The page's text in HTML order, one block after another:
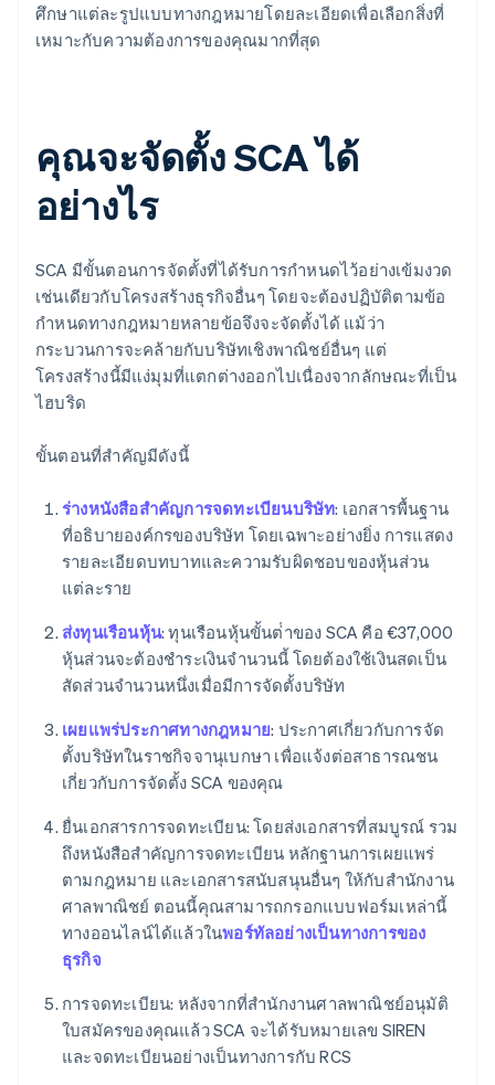
ศึกษาแต่ละรูปแบบทางกฎหมายโดยละเอียดเพื่อเลือกสิ่งที่
เหมาะกับความต้องการของคุณมากที่สุด
คุณจะจัดตั้ง SCA ได้
อย่างไร
SCA มีขั้นตอนการจัดตั้งที่ได้รับการกําหนดไว้อย่างเข้มงวด
เช่นเดียวกับโครงสร้างธุรกิจอื่นๆ โดยจะต้องปฏิบัติตามข้อ
กําหนดทางกฎหมายหลายข้อจึงจะจัดตั้งได้ แม้ว่า
กระบวนการจะคล้ายกับบริษัทเชิงพาณิชย์อื่นๆ แต่
โครงสร้างนี้มีแง่มุมที่แตกต่างออกไปเนื่องจากลักษณะที่เป็น
ไฮบริด
ขั้นตอนที่สําคัญมีดังนี้
ร่างหนังสือสําคัญการจดทะเบียนบริษัท: เอกสารพื้นฐาน
ที่อธิบายองค์กรของบริษัท โดยเฉพาะอย่างยิ่ง การแสดง
รายละเอียดบทบาทและความรับผิดชอบของหุ้นส่วน
แต่ละราย
ส่งทุนเรือนหุ้น: ทุนเรือนหุ้นขั้นต่ําของ SCA คือ €37,000
หุ้นส่วนจะต้องชําระเงินจํานวนนี้ โดยต้องใช้เงินสดเป็น
สัดส่วนจำนวนหนึ่งเมื่อมีการจัดตั้งบริษัท
เผยแพร่ประกาศทางกฎหมาย: ประกาศเกี่ยวกับการจัด
ตั้งบริษัทในราชกิจจานุเบกษา เพื่อแจ้งต่อสาธารณชน
เกี่ยวกับการจัดตั้ง SCA ของคุณ
ยื่นเอกสารการจดทะเบียน: โดยส่งเอกสารที่สมบูรณ์ รวม
ถึงหนังสือสําคัญการจดทะเบียน หลักฐานการเผยแพร่
ตามกฎหมาย และเอกสารสนับสนุนอื่นๆ ให้กับสํานักงาน
ศาลพาณิชย์ ตอนนี้คุณสามารถกรอกแบบฟอร์มเหล่านี้
ทางออนไลน์ได้แล้วในพอร์ทัลอย่างเป็นทางการของ
ธุรกิจ
การจดทะเบียน: หลังจากที่สํานักงานศาลพาณิชย์อนุมัติ
ใบสมัครของคุณแล้ว SCA จะได้รับหมายเลข SIREN
และจดทะเบียนอย่างเป็นทางการกับ RCS
กรีซ
English
เขตบริหารพิเศษฮ่องกง ประเทศจีน